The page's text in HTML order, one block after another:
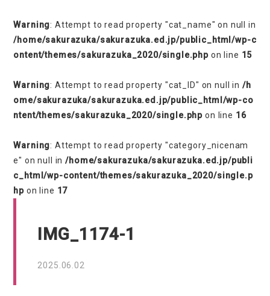
Warning: Attempt to read property "cat_name" on null in
/home/sakurazuka/sakurazuka.ed.jp/public_html/wp-c
ontent/themes/sakurazuka_2020/single.php on line 15
Warning: Attempt to read property "cat_ID" on null in /h
ome/sakurazuka/sakurazuka.ed.jp/public_html/wp-co
ntent/themes/sakurazuka_2020/single.php on line 16
Warning: Attempt to read property "category_nicenam
e" on null in/home/sakurazuka/sakurazuka.ed.jp/publi
c_html/wp-content/themes/sakurazuka_2020/single.p
hp on line 17
IMG_1174-1
2025.06.02